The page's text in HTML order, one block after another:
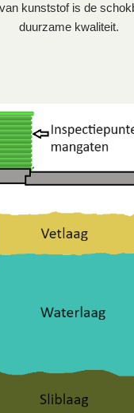
kunststof is de
duurzame kwaliteit.